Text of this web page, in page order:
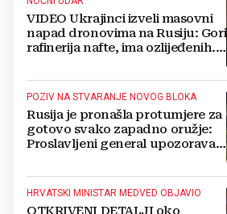
VIDEO Ukrajinci izveli masovni
napad dronovima na Rusiju: Gori
rafinerija nafte, ima ozlijeđenih.
POZIV NA STVARANJE NOVOG BLOKA
Rusija je pronašla protumjere za
gotovo svako zapadno oružje:
Proslavljeni general upozorava
HRVATSKI MINISTAR MEDVED OBJAVIO
OTKRIVENI DETALJI oko